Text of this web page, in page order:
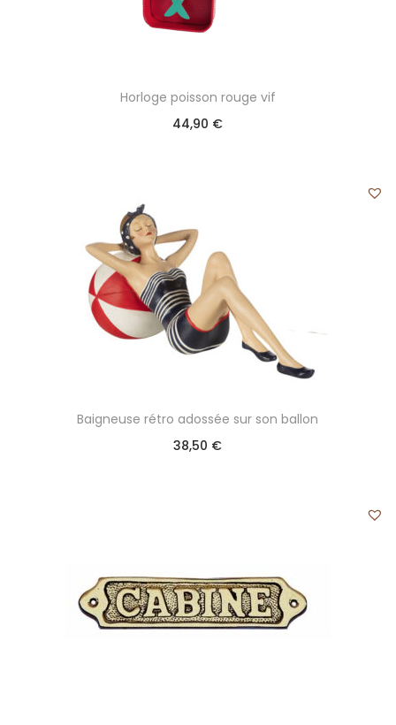
Horloge poisson rouge vif
44,90 €
Baigneuse rétro adossée sur son ballon
38,50 €